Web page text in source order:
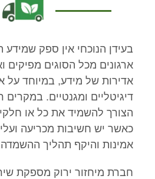
בעידן הנוכחי אין ספק שמידע
ארגונים מכל הסוגים מפיקים
אדירות של מידע, במיוחד על
דיגיטליים ומגנטיים. במקרים
הצורך להשמיד את כל או
כאשר יש חשיבות מכריעה
אמינות והיקף תהליך
חברת מיחזור ירוק מספקת